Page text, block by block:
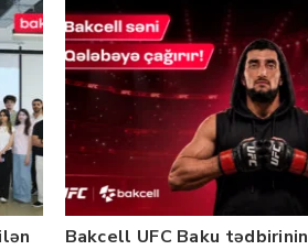
Bakcell UFC Baku tədbirinin